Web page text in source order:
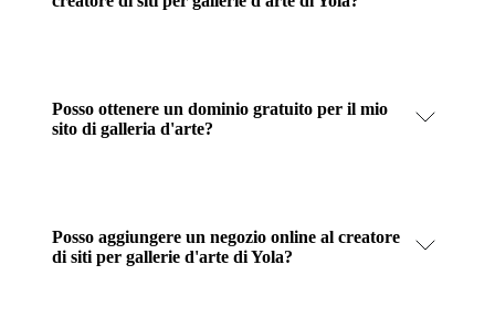
Posso ottenere un dominio gratuito per il mio
sito di galleria d'arte?
Posso aggiungere un negozio online al creatore
di siti per gallerie d'arte di Yola?